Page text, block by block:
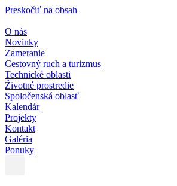
Preskočiť na obsah
O nás
Novinky
Zameranie
Cestovný ruch a turizmus
Technické oblasti
Životné prostredie
Spoločenská oblasť
Kalendár
Projekty
Kontakt
Galéria
Ponuky